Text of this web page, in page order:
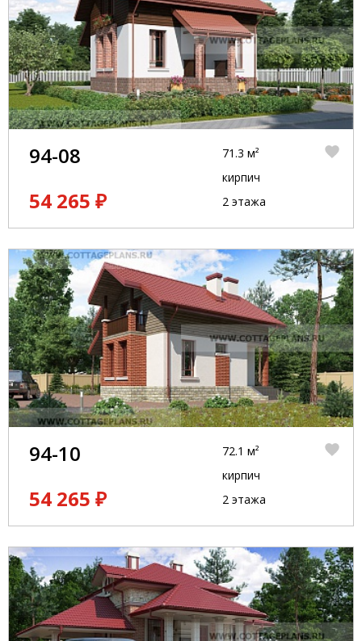
94-08
54 265 ₽
71.3 м²
кирпич
2 этажа
94-10
54 265 ₽
72.1 м²
кирпич
2 этажа